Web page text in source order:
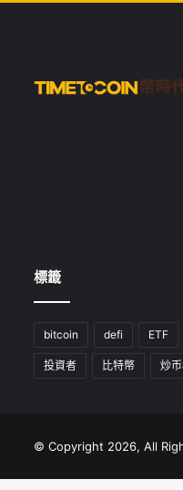
標籤
bitcoin defi ETF
投資者 比特幣 炒
© Copyright 2026, All